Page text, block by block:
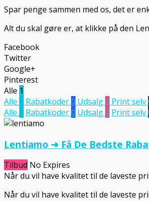
Spar penge sammen med os, det er
Alt du skal gøre er, at klikke på den
Facebook
Twitter
Google+
Pinterest
Alle 1
Alle
Rabatkoder0 Udsalg 1 Print selv
Alle
Rabatkoder0 Udsalg 1 Print selv
Lentiamo ➜ Få De Bedste
Tilbud No Expires
Når du vil have kvalitet til de laveste
Når du vil have kvalitet til de laveste